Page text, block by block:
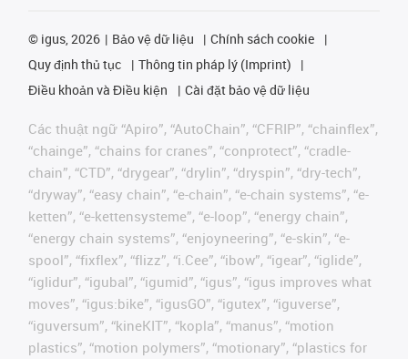
© igus, 2026 Bảo vệ dữ liệu
Chính sách cookie
Quy định thủ tục
Thông tin pháp lý (Imprint)
Điều khoản và Điều kiện
Cài đặt bảo vệ dữ liệu
Các thuật ngữ “Apiro”, “AutoChain”, “CFRIP”, “chainflex”,
“chainge”, “chains for cranes”, “conprotect”, “cradle-
chain”, “CTD”, “drygear”, “drylin”, “dryspin”, “dry-tech”,
“dryway”, “easy chain”, “e-chain”, “e-chain systems”, “e-
ketten”, “e-kettensysteme”, “e-loop”, “energy chain”,
“energy chain systems”, “enjoyneering”, “e-skin”, “e-
spool”, “fixflex”, “flizz”, “i.Cee”, “ibow”, “igear”, “iglide”,
“iglidur”, “igubal”, “igumid”, “igus”, “igus improves what
moves”, “igus:bike”, “igusGO”, “igutex”, “iguverse”,
“iguversum”, “kineKIT”, “kopla”, “manus”, “motion
plastics”, “motion polymers”, “motionary”, “plastics for